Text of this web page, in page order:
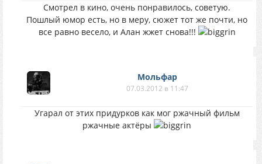
Смотрел в кино, очень понравилось, советую.
Пошлый юмор есть, но в меру, сюжет тот же почти, но
все равно весело, и Алан жжет снова!!!
Мольфар
07.03.2012 в 11:47
Угарал от этих придурков как мог ржачный фильм
ржачные актёры